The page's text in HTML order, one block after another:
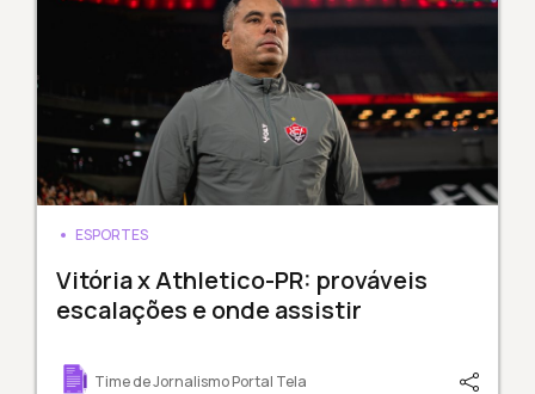
ESPORTES
Vitória x Athletico-PR: prováveis
escalações e onde assistir
Time de Jornalismo Portal Tela